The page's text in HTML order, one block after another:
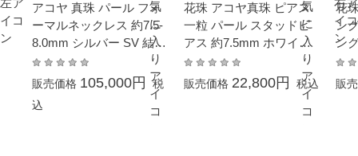
アコヤ 真珠 パール フォ
ーマルネックレス 約7.5-
8.0mm シルバー SV 結婚
式 冠婚葬祭 成人式 卒業
入園 入学式 母の日 プレ
ゼント 本真珠 カジュア
ル 6月誕生石 金属アレル
販売価格 105,000円
税
込
花珠 アコヤ真珠 ピアス
一粒 パール スタッドピ
アス 約7.5mm ホワイト
ゴールド K14WG 結婚式
母の日 葬儀 冠婚葬祭 フ
ォーマル 本真珠 成人式
卒業式 入学式 プレゼン
販売価格 22,800円 税込
花
ン
ン
SV
冠
販